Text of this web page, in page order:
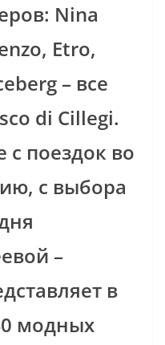
Nina
Etro,
– все
di Cillegi.
с поездок во
с выбора
–
в
модных